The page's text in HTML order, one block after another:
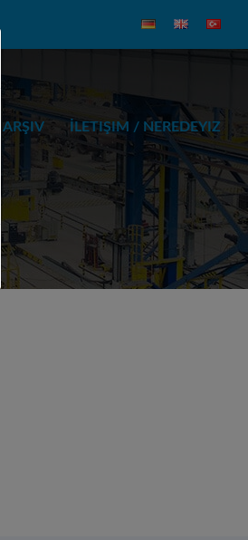
ARŞIV İLETIŞIM / NEREDEYIZ